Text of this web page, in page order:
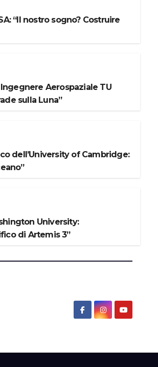
“Il nostro sogno? Costruire
Aerospaziale TU
sulla Luna”
dell’University of Cambridge:
University:
di Artemis 3”